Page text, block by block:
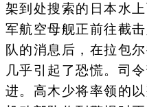
架到处搜索的日本水
军航空母舰正前往截
队的消息后，在拉包
几乎引起了恐慌。司
进。高木少将率领的